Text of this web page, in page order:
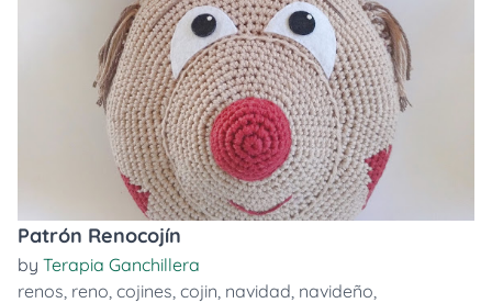
Patrón Renocojín
by Terapia Ganchillera
renos, reno, cojines, cojin, navidad, navideño,